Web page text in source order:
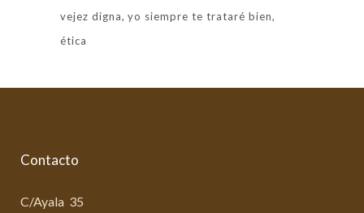
vejez digna yo siempre te trataré bien
ética
Contacto
C/Ayala 35